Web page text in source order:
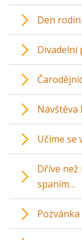
Den rodin
Divadelní
Návštěva
Učíme se
Dříve než
spaním…